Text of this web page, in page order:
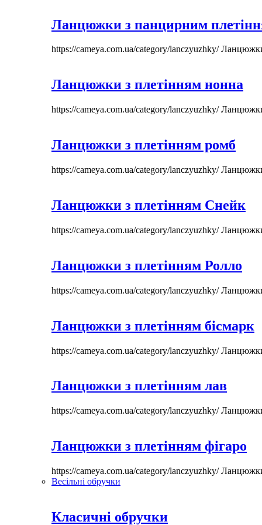
Ланцюжки з панцирним
https://cameya.com.ua/category/lanczyuzhky/
Ланцюжки з плетінням нонна
https://cameya.com.ua/category/lanczyuzhky/
Ланцюжки з плетінням ромб
https://cameya.com.ua/category/lanczyuzhky/
Ланцюжки з плетінням Снейк
https://cameya.com.ua/category/lanczyuzhky/
Ланцюжки з плетінням Ролло
https://cameya.com.ua/category/lanczyuzhky/
Ланцюжки з плетінням бісмарк
https://cameya.com.ua/category/lanczyuzhky/
Ланцюжки з плетінням лав
https://cameya.com.ua/category/lanczyuzhky/
Ланцюжки з плетінням фігаро
https://cameya.com.ua/category/lanczyuzhky/
Весільні обручки
Класичні обручки